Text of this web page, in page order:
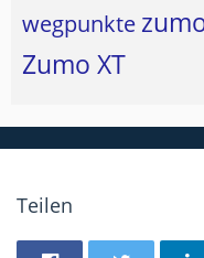
wegpunkte
Zumo XT
Teilen